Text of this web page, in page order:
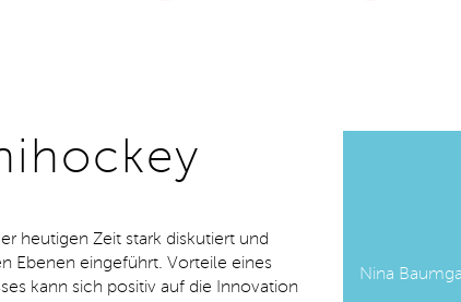
heutigen Zeit stark diskutiert und
Ebenen eingeführt. Vorteile eines
kann sich positiv auf die Innovation
Nina